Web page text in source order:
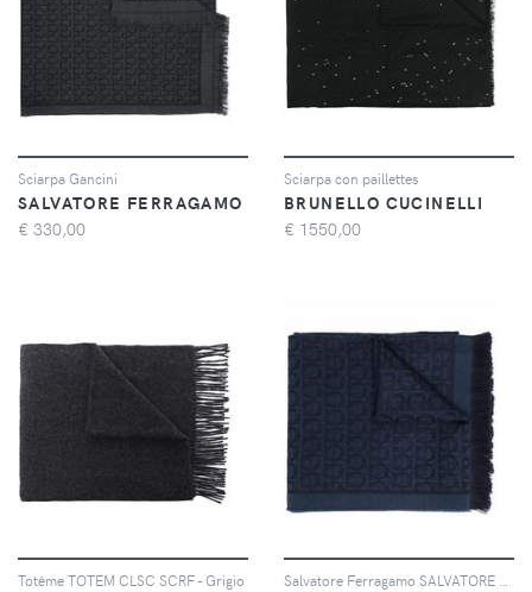
Sciarpa Gancini
SALVATORE FERRAGAMO
€ 330,00
Sciarpa con paillettes
BRUNELLO CUCINELLI
€ 1550,00
Totême TOTEM CLSC SCRF - Grigio